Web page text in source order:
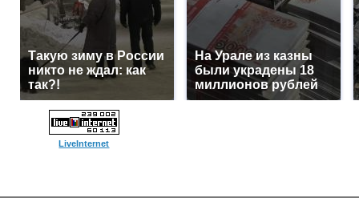
Такую зиму в России
никто не ждал: как
так?!
На Урале из казны
были украдены 18
миллионов рублей
LiveInternet